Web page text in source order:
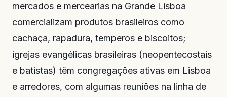
mercados e mercearias na Grande Lisboa
comercializam produtos brasileiros como
cachaça, rapadura, temperos e biscoitos;
igrejas evangélicas brasileiras (neopentecostais
e batistas) têm congregações ativas em Lisboa
e arredores, com algumas reuniões na linha de